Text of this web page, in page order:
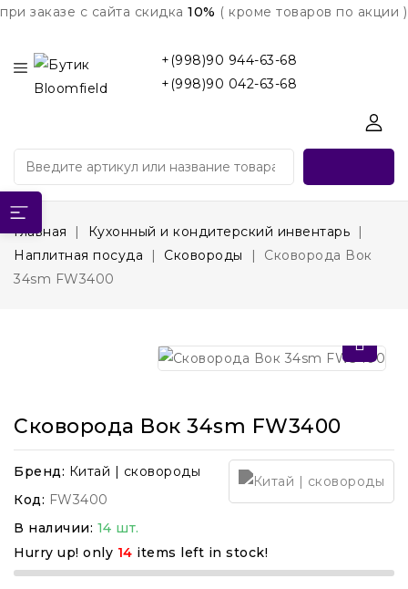
при заказе с сайта скидка 10% ( кроме товаров по акции )
+(998)90 944-63-68
+(998)90 042-63-68
Главная
Кухонный и кондитерский инвентарь
Наплитная посуда
Сковороды
Сковорода Вок
34sm FW3400
Сковорода Вок 34sm FW3400
Бренд: Китай | сковороды
Код: FW3400
В наличии: 14 шт.
Hurry up! only 14 items left in stock!